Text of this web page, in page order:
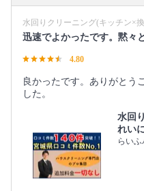
水回りクリーニング(キッチン×
迅速でよかったです。黙々
4.80
良かったです。ありがとう
した。
水回
れい
らい